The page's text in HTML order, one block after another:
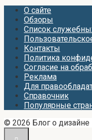
О сайте
Обзоры
Список
Контакты
Политика
Согласие на
Реклама
Для
Справочник
Популярные
© 2026 Блог о дизайне